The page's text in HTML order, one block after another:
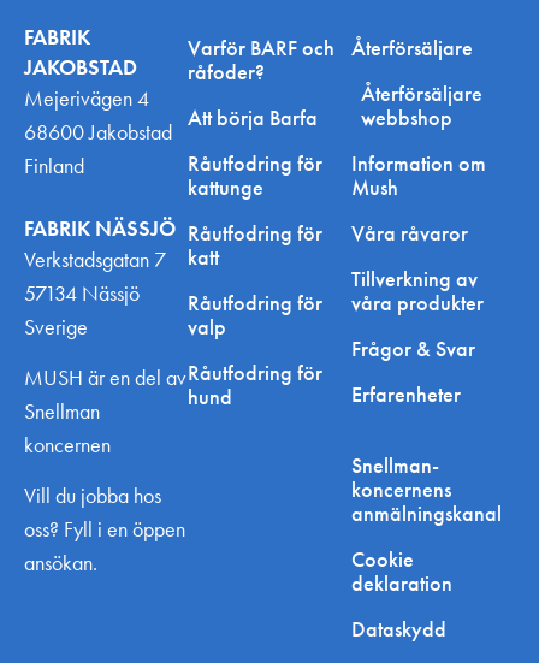
FABRIK
JAKOBSTAD
Mejerivägen 4
68600 Jakobstad
Finland
FABRIK NÄSSJÖ
Verkstadsgatan 7
57134 Nässjö
Sverige
MUSH är en del av
Snellman
koncernen
Vill du jobba hos
oss? Fyll i en öppen
ansökan.
Varför BARF och
råfoder?
Att börja Barfa
Råutfodring för
kattunge
Råutfodring för
katt
Råutfodring för
valp
Råutfodring för
hund
Återförsäljare
Återförsäljare
webbshop
Information om
Mush
Våra råvaror
Tillverkning av
våra produkter
Frågor & Svar
Erfarenheter
Snellman-
koncernens
anmälningskanal
Cookie
deklaration
Dataskydd